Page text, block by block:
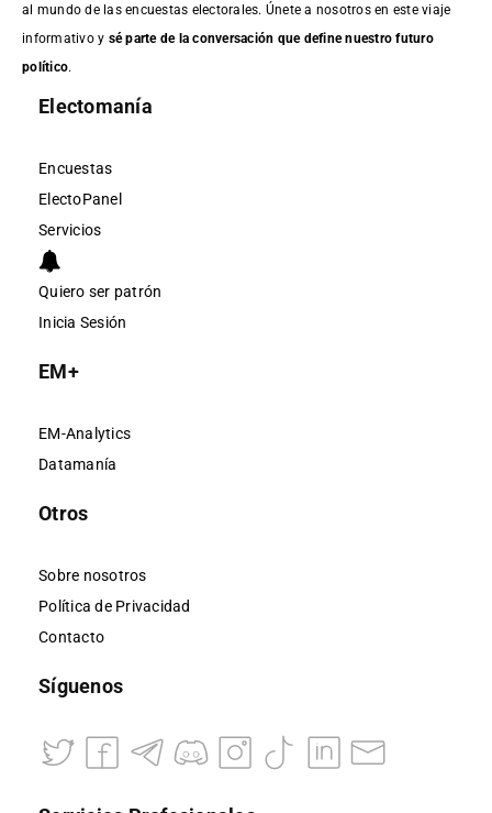
al mundo de las encuestas electorales. Únete a nosotros en este viaje
informativo y sé parte de la conversación que define nuestro futuro
político.
Electomanía
Encuestas
ElectoPanel
Servicios
Quiero ser patrón
Inicia Sesión
EM+
EM-Analytics
Datamanía
Otros
Sobre nosotros
Política de Privacidad
Contacto
Síguenos